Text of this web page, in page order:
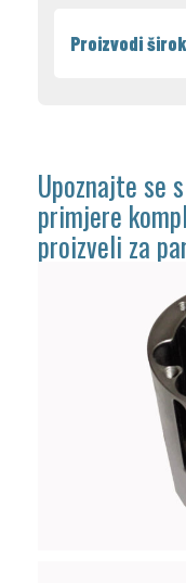
Proizvodi
Upoznajte se
primjere
proizveli za